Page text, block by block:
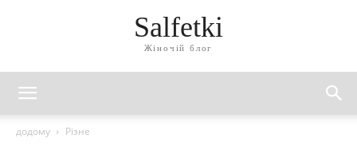
Salfetki
Жіночій блог
додому Різне